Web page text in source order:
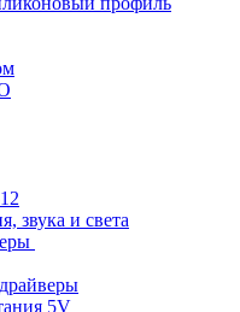
звука и света
5V